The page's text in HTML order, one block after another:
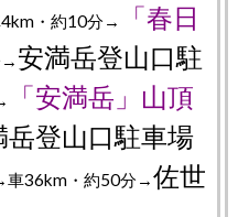
・約10分→
「春日
→ 安満岳登山口駐
「安満岳」山頂
岳登山口駐車場
車36km・約50分→佐世